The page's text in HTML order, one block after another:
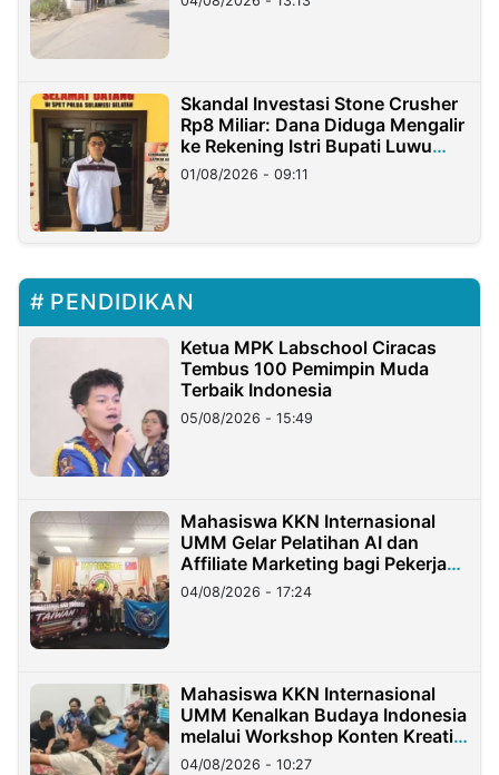
Skandal Investasi Stone Crusher
Rp8 Miliar: Dana Diduga Mengalir
ke Rekening Istri Bupati Luwu
Timur
01/08/2026 - 09:11
PENDIDIKAN
Ketua MPK Labschool Ciracas
Tembus 100 Pemimpin Muda
Terbaik Indonesia
05/08/2026 - 15:49
Mahasiswa KKN Internasional
UMM Gelar Pelatihan AI dan
Affiliate Marketing bagi Pekerja
Migran Indonesia di Taiwan
04/08/2026 - 17:24
Mahasiswa KKN Internasional
UMM Kenalkan Budaya Indonesia
melalui Workshop Konten Kreatif
di Taiwan
04/08/2026 - 10:27